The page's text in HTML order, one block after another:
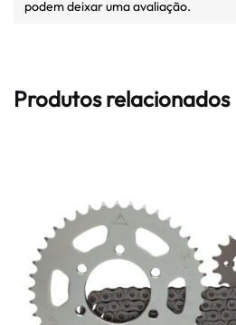
podem deixar uma avaliação.
Produtos relacionados